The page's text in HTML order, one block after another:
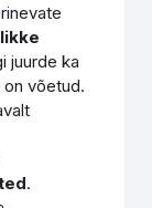
juurde ka
võetud.
.